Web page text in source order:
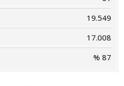
19.549
17.008
% 87